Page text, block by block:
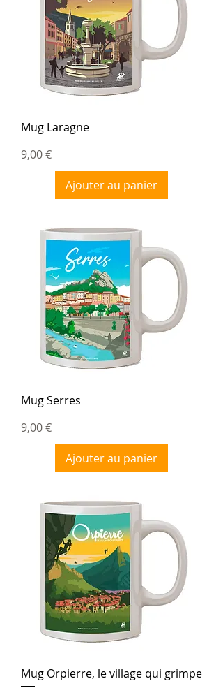
Mug Laragne
Prix
9,00 €
Ajouter au panier
Mug Serres
Prix
9,00 €
Ajouter au panier
Mug Orpierre, le village qui grimpe